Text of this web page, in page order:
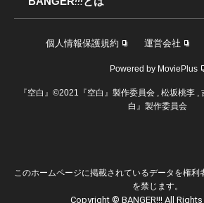
個人情報保護規約 運営会社
Powered by MoviePlus
『空白』©2021『空白』製作委員会 , 松坂桃李
白』製作委員会
このホームページに掲載されているデータを権利
を禁じます。
Copyright © BANGER!!! All